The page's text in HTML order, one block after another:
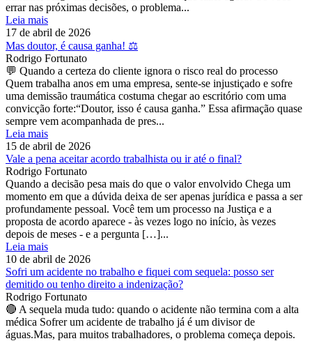
errar nas próximas decisões, o problema...
Leia mais
17 de abril de 2026
Mas doutor, é causa ganha! ⚖️
Rodrigo Fortunato
💬 Quando a certeza do cliente ignora o risco real do processo
Quem trabalha anos em uma empresa, sente-se injustiçado e sofre
uma demissão traumática costuma chegar ao escritório com uma
convicção forte:“Doutor, isso é causa ganha.” Essa afirmação quase
sempre vem acompanhada de pres...
Leia mais
15 de abril de 2026
Vale a pena aceitar acordo trabalhista ou ir até o final?
Rodrigo Fortunato
Quando a decisão pesa mais do que o valor envolvido Chega um
momento em que a dúvida deixa de ser apenas jurídica e passa a ser
profundamente pessoal. Você tem um processo na Justiça e a
proposta de acordo aparece - às vezes logo no início, às vezes
depois de meses - e a pergunta […]...
Leia mais
10 de abril de 2026
Sofri um acidente no trabalho e fiquei com sequela: posso ser
demitido ou tenho direito a indenização?
Rodrigo Fortunato
🔴 A sequela muda tudo: quando o acidente não termina com a alta
médica Sofrer um acidente de trabalho já é um divisor de
águas.Mas, para muitos trabalhadores, o problema começa depois.